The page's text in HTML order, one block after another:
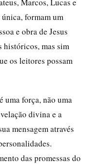
formam um
e obra de Jesus
históricos, mas sim
os leitores possam
uma força, não uma
divina e a
mensagem através
das promessas do